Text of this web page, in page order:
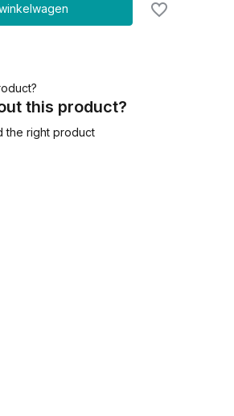
this product?
the right product